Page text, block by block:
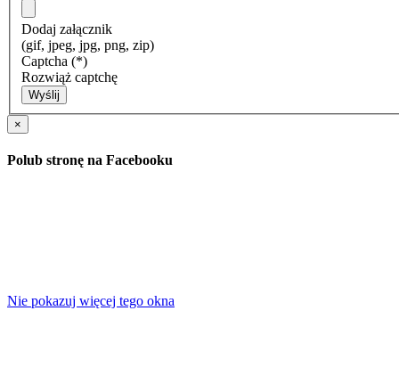
Dodaj załącznik
(gif, jpeg, jpg, png, zip)
Captcha (*)
Rozwiąż captchę
Wyślij
×
Polub stronę na Facebooku
Nie pokazuj więcej tego okna